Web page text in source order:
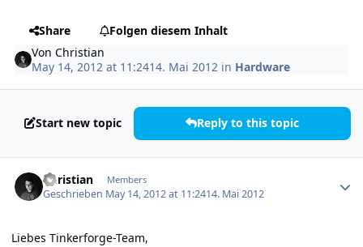
Share
Folgen diesem Inhalt
VonChristian
May 14, 2012 at 11:2414. Mai 2012 in Hardware
Start new topic Reply to this topic
Christian Members
Geschrieben May 14, 2012 at 11:2414. Mai 2012
Liebes Tinkerforge-Team,